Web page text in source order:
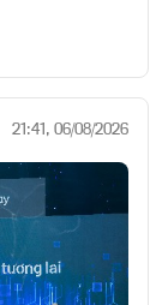
21:41, 06/08/2026